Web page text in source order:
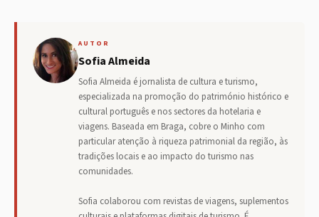
AUTOR
Sofia Almeida
Sofia Almeida é jornalista de cultura e turismo,
especializada na promoção do património histórico e
cultural português e nos sectores da hotelaria e
viagens. Baseada em Braga, cobre o Minho com
particular atenção à riqueza patrimonial da região, às
tradições locais e ao impacto do turismo nas
comunidades.
Sofia colaborou com revistas de viagens, suplementos